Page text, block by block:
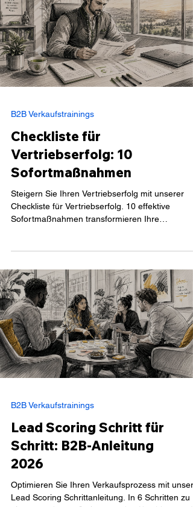
B2B Verkaufstrainings
Checkliste für
Vertriebserfolg: 10
Sofortmaßnahmen
Steigern Sie Ihren Vertriebserfolg mit unserer
Checkliste für Vertriebserfolg. 10 effektive
Sofortmaßnahmen transformieren Ihre
B2B Verkaufstrainings
Lead Scoring Schritt für
Schritt: B2B-Anleitung
2026
Optimieren Sie Ihren Verkaufsprozess mit
Lead Scoring Schrittanleitung. In 6 Schritten zu